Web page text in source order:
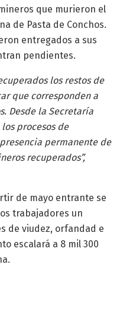
que murieron el
de Pasta de Conchos.
entregados a sus
pendientes.
los restos de
que corresponden a
Desde la Secretaría
procesos de
permanente de
recuperados”,
de mayo entrante se
trabajadores un
de viudez, orfandad e
escalará a 8 mil 300